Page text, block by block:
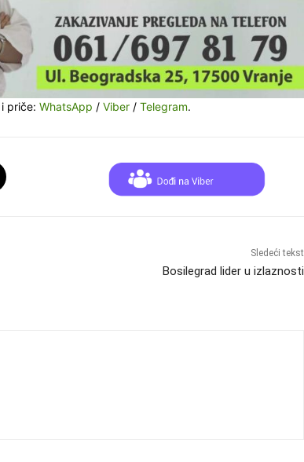
priče: WhatsApp / Viber/ Telegram.
Sledeći tekst
Bosilegrad lider u izlaznosti